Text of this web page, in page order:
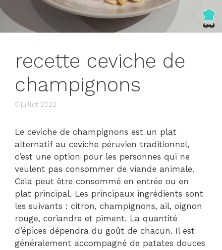
recette ceviche de
champignons
5 juillet 2022
Le ceviche de champignons est un plat
alternatif au ceviche péruvien traditionnel,
c’est une option pour les personnes qui ne
veulent pas consommer de viande animale.
Cela peut être consommé en entrée ou en
plat principal. Les principaux ingrédients sont
les suivants : citron, champignons, ail, oignon
rouge, coriandre et piment. La quantité
d’épices dépendra du goût de chacun. Il est
généralement accompagné de patates douces